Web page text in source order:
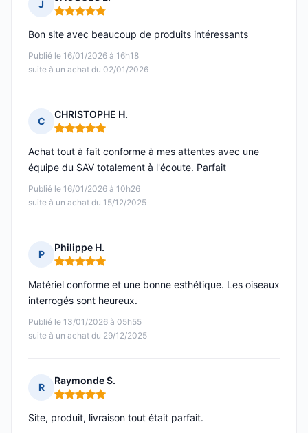
J
Note : 5 sur 5
Publié le 16/01/2026 à 16h18
suite à un achat du 02/01/2026
Bon site avec beaucoup de produits intéressants
C
CHRISTOPHE H.
Note : 5 sur 5
Publié le 16/01/2026 à 10h26
suite à un achat du 15/12/2025
Achat tout à fait conforme à mes attentes avec une
équipe du SAV totalement à l'écoute. Parfait
P
Philippe H.
Note : 5 sur 5
Publié le 13/01/2026 à 05h55
suite à un achat du 29/12/2025
Matériel conforme et une bonne esthétique. Les oiseaux
interrogés sont heureux.
R
Raymonde S.
Note : 5 sur 5
Site, produit, livraison tout était parfait.